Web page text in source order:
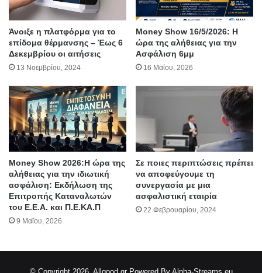
Άνοιξε η πλατφόρμα για το
επίδομα θέρμανσης – Έως 6
Δεκεμβρίου οι αιτήσεις
13 Νοεμβρίου, 2024
Money Show 16/5/2026: Η
ώρα της αλήθειας για την
Ασφάλιση 6μμ
16 Μαΐου, 2026
Money Show 2026:Η ώρα της
αλήθειας για την ιδιωτική
ασφάλιση: Εκδήλωση της
Επιτροπής Καταναλωτών
του Ε.Ε.Α. και Π.Ε.ΚΑ.Π
9 Μαΐου, 2026
Σε ποιες περιπτώσεις πρέπει
να αποφεύγουμε τη
συνεργασία με μια
ασφαλιστική εταιρία
22 Φεβρουαρίου, 2024